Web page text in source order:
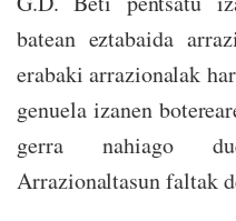
batean eztabaida
erabaki arrazionalak
genuela izanen
gerra nahiago
Arrazionaltasun faltak